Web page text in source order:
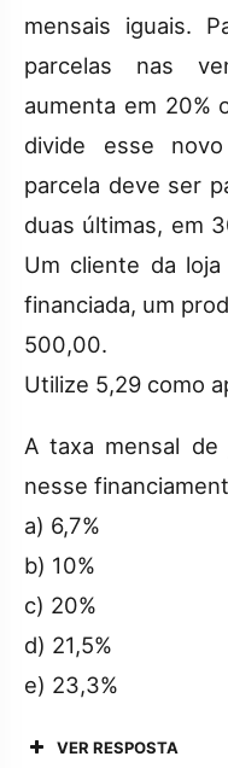
mensais iguais.
parcelas nas
aumenta em 20%
divide esse
parcela deve ser
duas últimas, em
Um cliente da
financiada, um
500,00.
Utilize 5,29 como
A taxa mensal de
nesse
a) 6,7%
b) 10%
c) 20%
d) 21,5%
e) 23,3%
VER RESPOSTA